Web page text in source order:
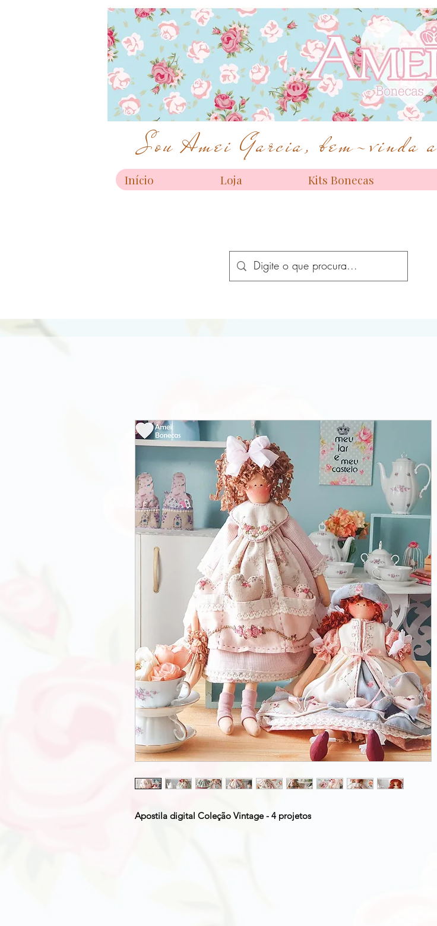
Sou Amei Garcia, bem-vinda a
Início Loja Kits Bonecas
Apostila digital Coleção Vintage - 4 projetos
Bonecas de alta